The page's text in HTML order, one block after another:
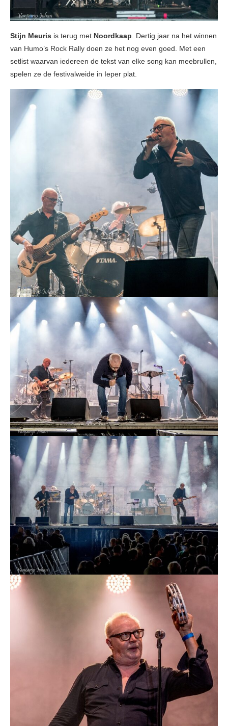
Stijn Meuris is terug met Noordkaap. Dertig jaar na het winnen
van Humo’s Rock Rally doen ze het nog even goed. Met een
setlist waarvan iedereen de tekst van elke song kan meebrullen,
spelen ze de festivalweide in Ieper plat.